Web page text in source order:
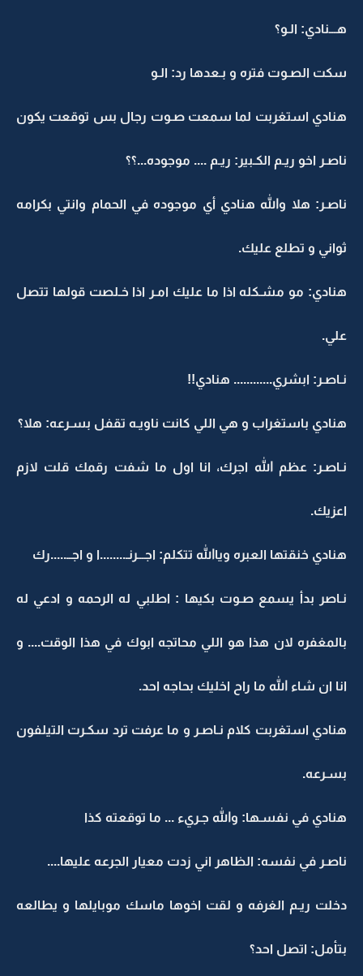
هـــنادي: الـو؟
سكت الصـوت فتره و بـعدها رد: الـو
هنادي استغربت لما سمعت صـوت رجال بس توقعت يكون
ناصـر اخو ريـم الكـبير: ريـم .... موجوده...؟؟
ناصـر: هلا والله هنادي أي موجوده في الحمام وانتي بكرامه
ثواني و تطلع عليك.
هنادي: مو مشـكله اذا ما عليك امـر اذا خـلصت قولها تتصل
علي.
نـاصـر: ابشري............ هنادي!!
هنادي باستغراب و هي اللي كانت ناويـه تقفل بسـرعه: هلا؟
نـاصـر: عظم الله اجرك، انا اول ما شفت رقمك قلت لازم
اعزيك.
هنادي خنقتها العبره وياالله تتكلم: اجـــرنـ........ا و اجــ.....رك
نـاصر بدأ يسمع صـوت بكيها : اطلبي له الرحمه و ادعي له
بالمغفره لان هذا هو اللي محاتجه ابوك في هذا الوقت.... و
انا ان شاء الله ما راح اخليك بحاجه احد.
هنادي استغربت كلام نـاصـر و ما عرفت ترد سكـرت التيلفون
بسـرعه.
هنادي في نفسـها: والله جـريء ... ما توقعته كذا
ناصـر في نفسه: الظاهر اني زدت معيار الجرعه عليها....
دخلت ريـم الغرفه و لقت اخوها ماسك موبايلها و يطالعه
بتأمل: اتصل احد؟